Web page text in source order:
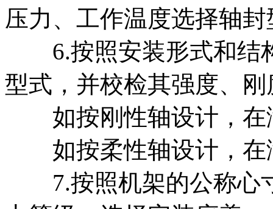
压力、工作温度选择轴封
6.按照安装形式和结
型式，并校检其强度、刚
如按刚性轴设计，在
如按柔性轴设计，在
7.按照机架的公称心